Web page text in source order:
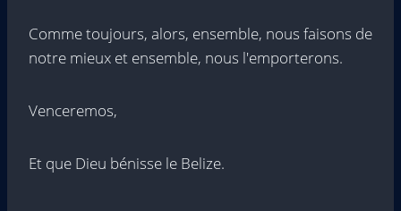
Comme toujours, alors, ensemble, nous faisons de
notre mieux et ensemble, nous l'emporterons.
Venceremos,
Et que Dieu bénisse le Belize.